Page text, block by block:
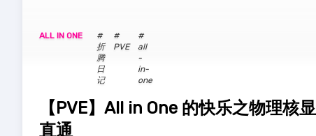
ALL IN ONE
#
折
腾
日
记
#
PVE
#
all
-
in-
one
【PVE】All in One 的快乐之物理核显
直通